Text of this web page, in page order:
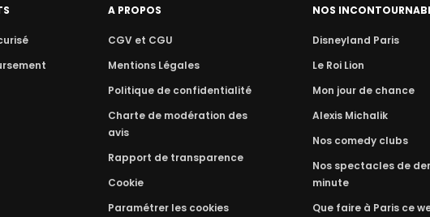
A PROPOS
CGV et CGU
Mentions Légales
Politique de confidentialité
Charte de modération des
avis
Rapport de transparence
Cookie
Paramétrer les cookies
NOS
Disneyland Paris
Le Roi Lion
Mon jour de chance
Alexis Michalik
Nos comedy clubs
Nos spectacles de
minute
Que faire à Paris ce